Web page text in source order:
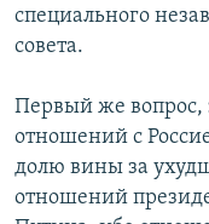
специального
совета.
Первый же вопрос,
отношений с
долю вины за
отношений